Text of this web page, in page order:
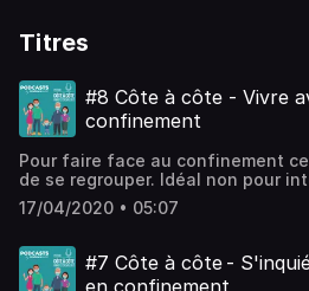
Titres
#8 Côte à côte - Vivre
confinement
Pour faire face au confinement
de se regrouper. Idéal non pour
avec notre belle famille ?
17/04/2020 • 05:07
#7 Côte à côte -
en confinement